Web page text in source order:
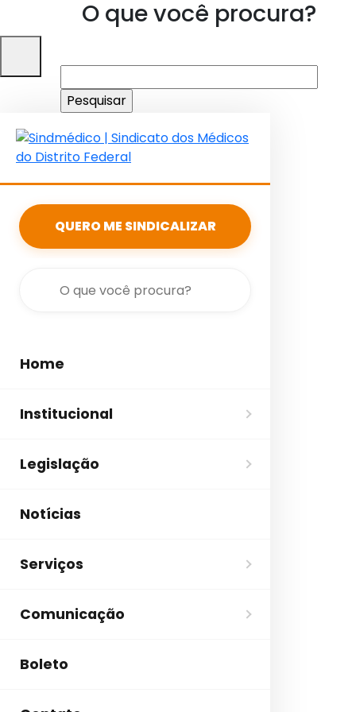
O que você procura?
por:
QUERO ME SINDICALIZAR
Home
Institucional
Legislação
Notícias
Serviços
Comunicação
Boleto